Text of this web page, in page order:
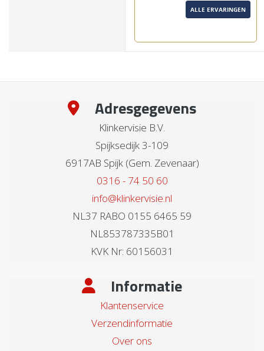
en nalevering
gebracht."
ALLE ERVARINGEN
Adresgegevens
Klinkervisie B.V.
Spijksedijk 3-109
6917AB Spijk (Gem. Zevenaar)
0316 - 74 50 60
info@klinkervisie.nl
NL37 RABO 0155 6465 59
NL853787335B01
KVK Nr: 60156031
Informatie
Klantenservice
Verzendinformatie
Over ons